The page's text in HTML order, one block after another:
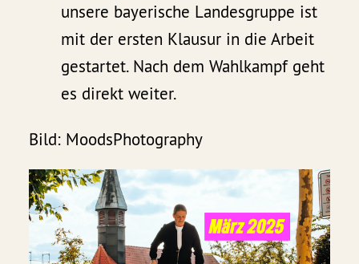
unsere bayerische Landesgruppe ist
mit der ersten Klausur in die Arbeit
gestartet. Nach dem Wahlkampf geht
es direkt weiter.
Bild: MoodsPhotography